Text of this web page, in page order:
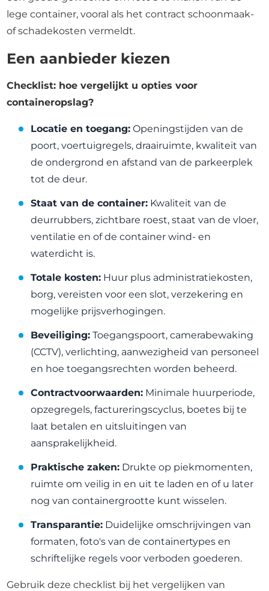
lege container, vooral als het contract schoonmaak-
of schadekosten vermeldt.
Een aanbieder kiezen
Checklist: hoe vergelijkt u opties voor
containeropslag?
Locatie en toegang: Openingstijden van de
poort, voertuigregels, draairuimte, kwaliteit van
de ondergrond en afstand van de parkeerplek
tot de deur.
Staat van de container: Kwaliteit van de
deurrubbers, zichtbare roest, staat van de vloer,
ventilatie en of de container wind- en
waterdicht is.
Totale kosten: Huur plus administratiekosten,
borg, vereisten voor een slot, verzekering en
mogelijke prijsverhogingen.
Beveiliging: Toegangspoort, camerabewaking
(CCTV), verlichting, aanwezigheid van personeel
en hoe toegangsrechten worden beheerd.
Contractvoorwaarden: Minimale huurperiode,
opzegregels, factureringscyclus, boetes bij te
laat betalen en uitsluitingen van
aansprakelijkheid.
Praktische zaken: Drukte op piekmomenten,
ruimte om veilig in en uit te laden en of u later
nog van containergrootte kunt wisselen.
Transparantie: Duidelijke omschrijvingen van
formaten, foto's van de containertypes en
schriftelijke regels voor verboden goederen.
Gebruik deze checklist bij het vergelijken van